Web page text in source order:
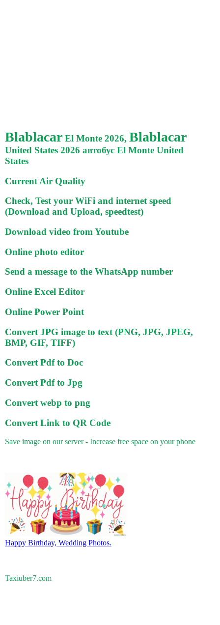
Blablacar El Monte 2026, Blablacar
United States 2026 автобус El Monte United
States
Current Air Quality
Check, Test your WiFi and internet speed
(Download and Upload, speedtest)
Download video from Youtube
Online photo editor
Send a message to the WhatsApp number
Online Excel Editor
Online Power Point
Convert JPG image to text (PNG, JPG, JPEG,
BMP, GIF, TIFF)
Convert Pdf to Doc
Convert Pdf to Jpg
Convert webp to png
Convert Link to QR Code
Save image on our server - Increase free space on your phone
Happy Birthday, Wedding Photos.
Taxiuber7.com